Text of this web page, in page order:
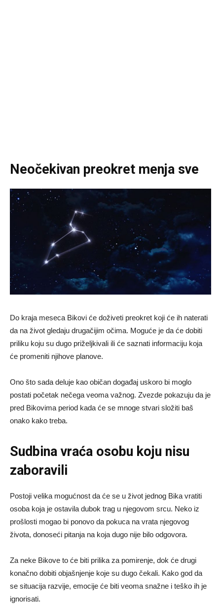
Neočekivan preokret menja sve
Do kraja meseca Bikovi će doživeti preokret koji će ih naterati
da na život gledaju drugačijim očima. Moguće je da će dobiti
priliku koju su dugo priželjkivali ili će saznati informaciju koja
će promeniti njihove planove.
Ono što sada deluje kao običan događaj uskoro bi moglo
postati početak nečega veoma važnog. Zvezde pokazuju da je
pred Bikovima period kada će se mnoge stvari složiti baš
onako kako treba.
Sudbina vraća osobu koju nisu
zaboravili
Postoji velika mogućnost da će se u život jednog Bika vratiti
osoba koja je ostavila dubok trag u njegovom srcu. Neko iz
prošlosti mogao bi ponovo da pokuca na vrata njegovog
života, donoseći pitanja na koja dugo nije bilo odgovora.
Za neke Bikove to će biti prilika za pomirenje, dok će drugi
konačno dobiti objašnjenje koje su dugo čekali. Kako god da
se situacija razvije, emocije će biti veoma snažne i teško ih je
ignorisati.